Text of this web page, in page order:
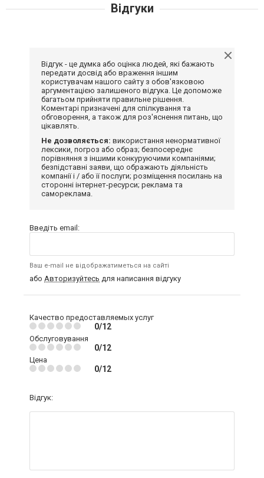
Відгуки
Відгук - це думка або оцінка людей, які бажають
передати досвід або враження іншим
користувачам нашого сайту з обов'язковою
аргументацією залишеного відгука. Це допоможе
багатьом прийняти правильне рішення.
Коментарі призначені для спілкування та
обговорення, а також для роз'яснення питань, що
цікавлять.
Не дозволяється: використання ненормативної
лексики, погроз або образ; безпосереднє
порівняння з іншими конкуруючими компаніями;
безпідставні заяви, що ображають діяльність
компанії і / або її послуги; розміщення посилань на
сторонні інтернет-ресурси; реклама та
самореклама.
Введіть email:
Ваш e-mail не відображатиметься на сайті
або Авторизуйтесь для написання відгуку
Качество предоставляемых услуг
0/12
Обслуговування
0/12
Цена
0/12
Відгук: